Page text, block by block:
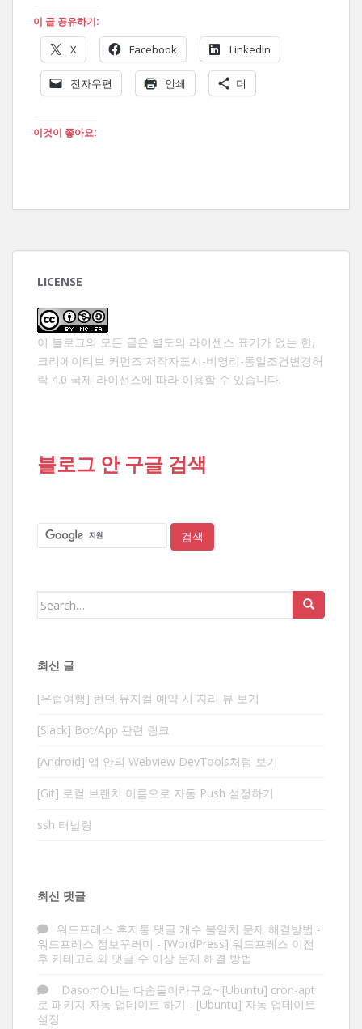
이 글 공유하기:
X Facebook LinkedIn
전자우편 인쇄 더
이것이 좋아요:
LICENSE
이 블로그의 모든 글은 별도의 라이센스 표기가 없는 한,
크리에이티브 커먼즈 저작자표시-비영리-동일조건변경허
락 4.0 국제 라이선스에 따라 이용할 수 있습니다.
블로그 안 구글 검색
Search
최신 글
[유럽여행] 런던 뮤지컬 예약 시 자리 뷰 보기
[Slack] Bot/App 관련 링크
[Android] 앱 안의 Webview DevTools처럼 보기
[Git] 로컬 브랜치 이름으로 자동 Push 설정하기
ssh 터널링
최신 댓글
워드프레스 휴지통 댓글 개수 불일치 문제 해결방법 -
워드프레스 정보꾸러미 - [WordPress] 워드프레스 이전
후 카테고리와 댓글 수 이상 문제 해결 방법
DasomOLI는 다솜돌이라구요~![Ubuntu] cron-apt
로 패키지 자동 업데이트 하기 - [Ubuntu] 자동 업데이트
설정